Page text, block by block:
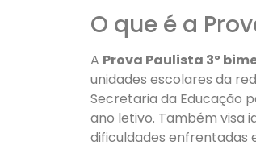
O que é a
A Prova Paulista 3º
unidades escolares da
Secretaria da Educação
ano letivo. Também visa
dificuldades enfrentadas